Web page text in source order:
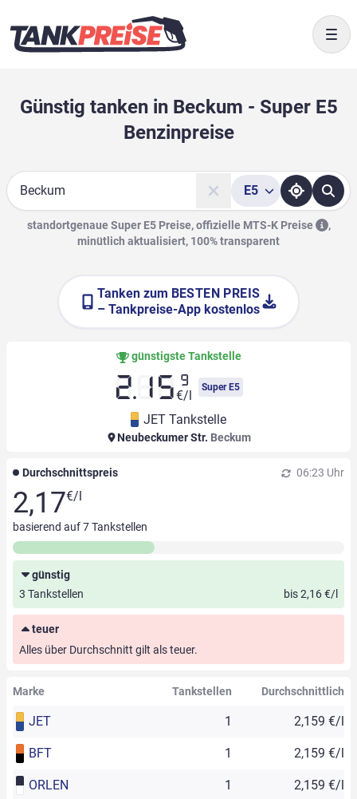
Günstig tanken in Beckum - Super E5
Benzinpreise
Suche
E5
standortgenaue Super E5 Preise, offizielle MTS-K Preise
,
minütlich aktualisiert, 100% transparent
Tanken zum BESTEN PREIS
– Tankpreise-App kostenlos
günstigste Tankstelle
2.15 9
€/l
Super E5
JET Tankstelle
Neubeckumer Str. Beckum
Durchschnittspreis 06:23 Uhr
2,17€/l
basierend auf7Tankstellen
günstig
3 Tankstellen
bis 2,16 €/l
teuer
Alles über Durchschnitt gilt als teuer.
Marke Tankstellen Durchschnittlich
JET 1 2,159 €/l
BFT 1 2,159 €/l
ORLEN 1 2,159 €/l